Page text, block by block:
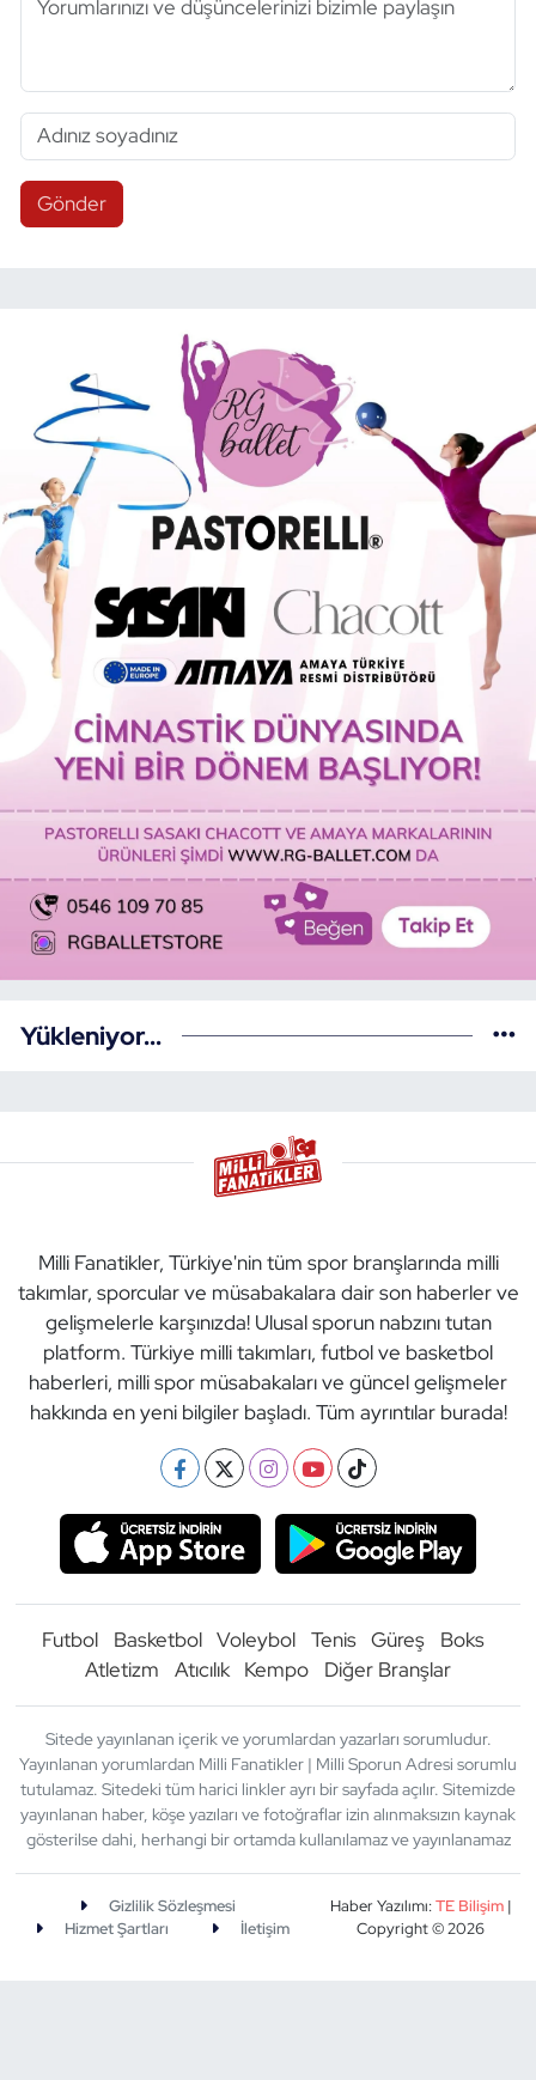
Gönder
Yükleniyor...
Milli Fanatikler, Türkiye'nin tüm spor branşlarında milli
takımlar, sporcular ve müsabakalara dair son haberler ve
gelişmelerle karşınızda! Ulusal sporun nabzını tutan
platform. Türkiye milli takımları, futbol ve basketbol
haberleri, milli spor müsabakaları ve güncel gelişmeler
hakkında en yeni bilgiler başladı. Tüm ayrıntılar burada!
Futbol Basketbol Voleybol Tenis Güreş
Boks
Atletizm
Atıcılık Kempo Diğer Branşlar
Sitede yayınlanan içerik ve yorumlardan yazarları sorumludur.
Yayınlanan yorumlardan Milli Fanatikler | Milli Sporun Adresi sorumlu
tutulamaz. Sitedeki tüm harici linkler ayrı bir sayfada açılır. Sitemizde
yayınlanan haber, köşe yazıları ve fotoğraflar izin alınmaksızın kaynak
gösterilse dahi, herhangi bir ortamda kullanılamaz ve yayınlanamaz
Gizlilik Sözleşmesi
Hizmet Şartları
İletişim
Haber Yazılımı:TE Bilişim|
Copyright © 2026